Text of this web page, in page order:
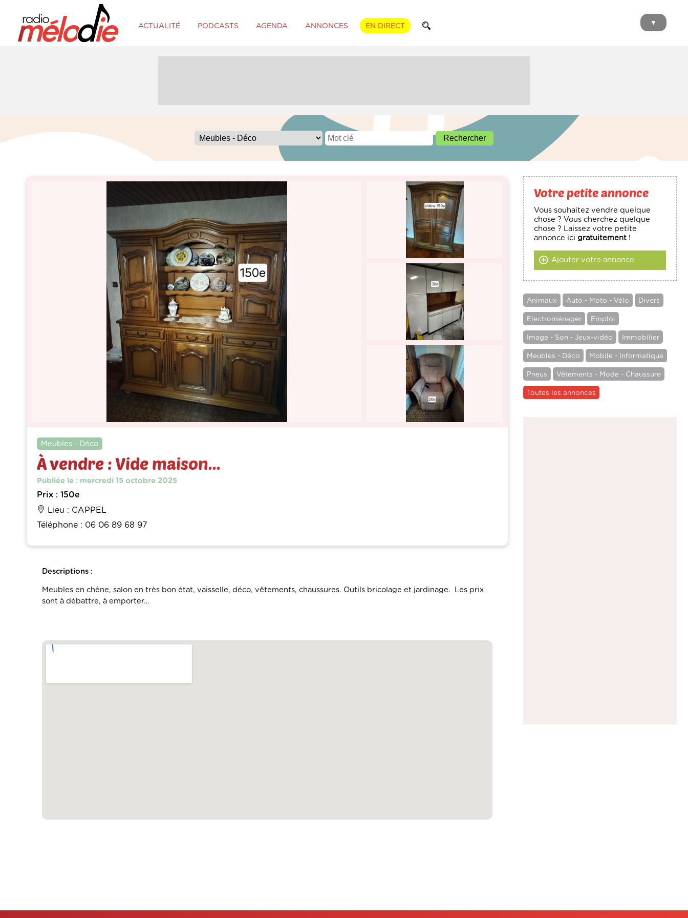
ACTUALITÉ PODCASTS AGENDA ANNONCES EN DIRECT ▼
Meubles - Déco
À vendre : Vide maison...
Publiée le : mercredi 15 octobre 2025
Prix : 150e
Lieu : CAPPEL
Téléphone : 06 06 89 68 97
Descriptions :
Meubles en chêne, salon en très bon état, vaisselle, déco, vêtements, chaussures. Outils bricolage et jardinage. Les prix
sont à débattre, à emporter…
Votre petite annonce
Vous souhaitez vendre quelque
chose ? Vous cherchez quelque
chose ? Laissez votre petite
annonce icigratuitement !
Ajouter votre annonce
Animaux Auto - Moto - Vélo Divers
Electroménager Emploi
Image - Son - Jeux-vidéo Immobilier
Meubles - Déco Mobile - Informatique
Pneus Vêtements - Mode - Chaussure
Toutes les annonces